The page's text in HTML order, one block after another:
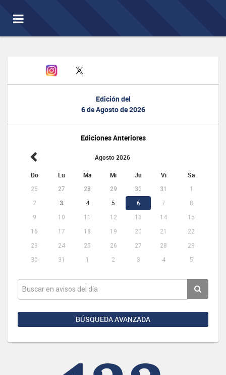
Toggle
navigation
Edición del
6 de Agosto de 2026
Ediciones Anteriores
Agosto 2026
Do Lu Ma Mi Ju Vi Sa
26 27 28 29 30 31
1
2
3 4 5 6 7
8
9
10 11 12 13 14
15
16
17 18 19 20 21
22
23
24 25 26 27 28
29
30
31 1 2 3 4 5
BÚSQUEDA AVANZADA